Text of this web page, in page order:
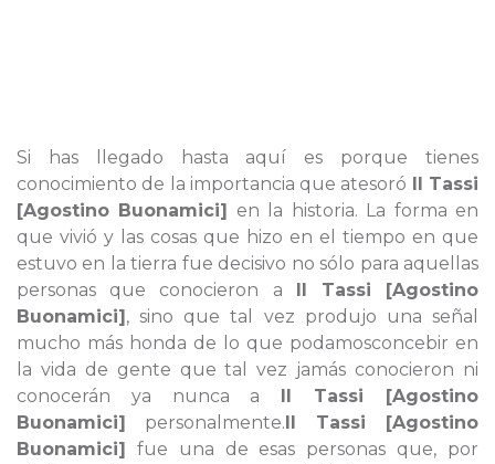
Si has llegado hasta aquí es porque tienes
conocimiento de la importancia que atesoró Il Tassi
[Agostino Buonamici] en la historia. La forma en
que vivió y las cosas que hizo en el tiempo en que
estuvo en la tierra fue decisivo no sólo para aquellas
personas que conocieron a Il Tassi [Agostino
Buonamici], sino que tal vez produjo una señal
mucho más honda de lo que podamosconcebir en
la vida de gente que tal vez jamás conocieron ni
conocerán ya nunca a Il Tassi [Agostino
Buonamici] personalmente.Il Tassi [Agostino
Buonamici] fue una de esas personas que, por